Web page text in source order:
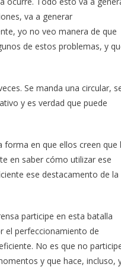
va a generar
yo no veo manera de que
de estos problemas, y
Se manda una circular,
y es verdad que puede
forma en que ellos creen que
en saber cómo utilizar ese
ese destacamento de la
participe en esta batalla
el perfeccionamiento de
No es que no
y que hace, incluso,